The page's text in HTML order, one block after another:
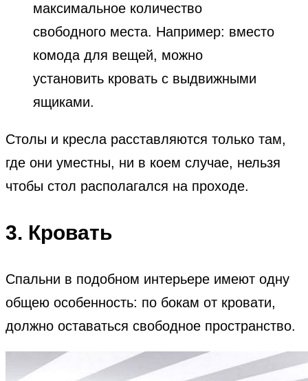
максимальное количество
свободного места. Например: вместо
комода для вещей, можно
установить кровать с выдвижными
ящиками.
Столы и кресла расставляются только там,
где они уместны, ни в коем случае, нельзя
чтобы стол располагался на проходе.
3. Кровать
Спальни в подобном интерьере имеют одну
общею особенность: по бокам от кровати,
должно оставаться свободное пространство.